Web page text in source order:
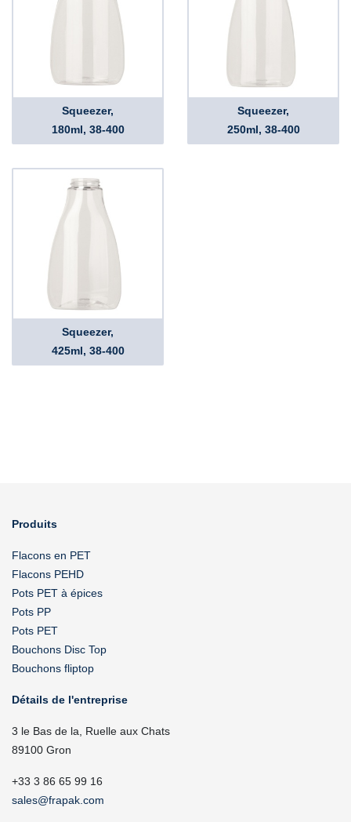
Squeezer,
180ml, 38-400
Squeezer,
250ml, 38-400
Squeezer,
425ml, 38-400
Produits
Flacons en PET
Flacons PEHD
Pots PET à épices
Pots PP
Pots PET
Bouchons Disc Top
Bouchons fliptop
Détails de l'entreprise
3 le Bas de la, Ruelle aux Chats
89100 Gron
+33 3 86 65 99 16
sales@frapak.com